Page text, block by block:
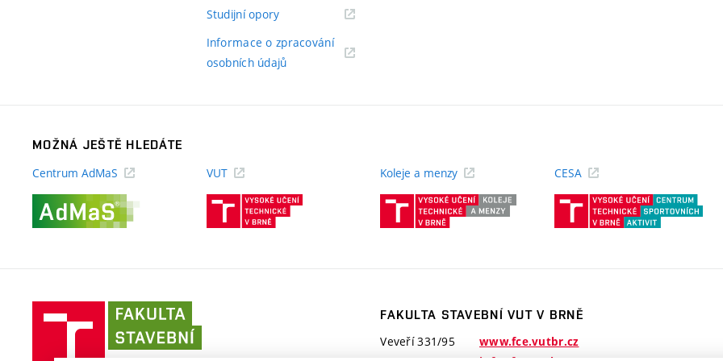
Studijní opory(externí
Informace o zpracování
osobních údajů(externí
MOŽNÁ JEŠTĚ HLEDÁTE
Centrum AdMaS
VUT
(externí
Koleje a menzy
(externí
CESA
stavební
VUT
FAKULTA STAVEBNÍ VUT V BRNĚ
Veveří 331/95
www.fce.vutbr.cz